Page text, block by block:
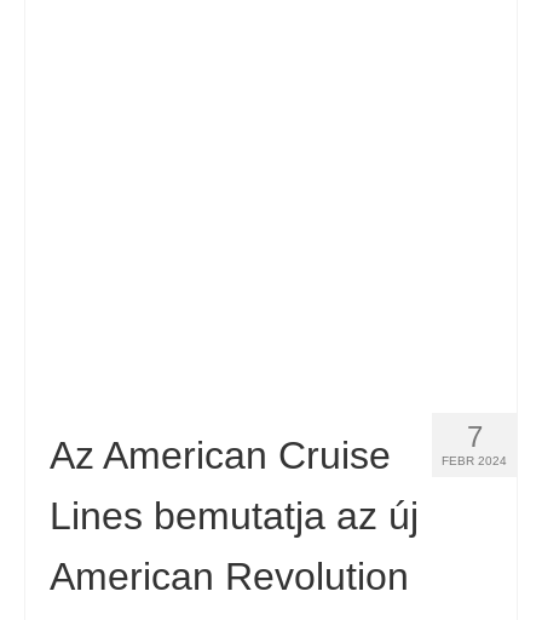
7
FEBR 2024
Az American Cruise
Lines bemutatja az új
American Revolution